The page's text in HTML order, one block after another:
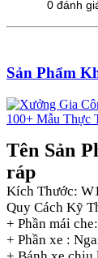
0 đánh
Sản Phẩm
Tên Sản
ráp
Kích Thước:
Quy Cách Kỹ
+ Phần mái
+ Phần xe :